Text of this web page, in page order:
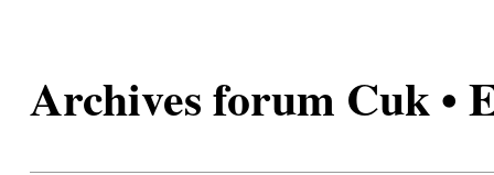
Archives forum Cuk •